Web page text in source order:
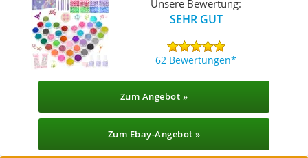
Unsere Bewertung:
SEHR GUT
62 Bewertungen
Zum Angebot »
Zum Ebay-Angebot »